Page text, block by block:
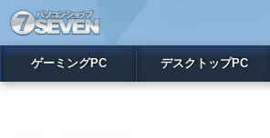
ゲーミングPC デスクトップPC